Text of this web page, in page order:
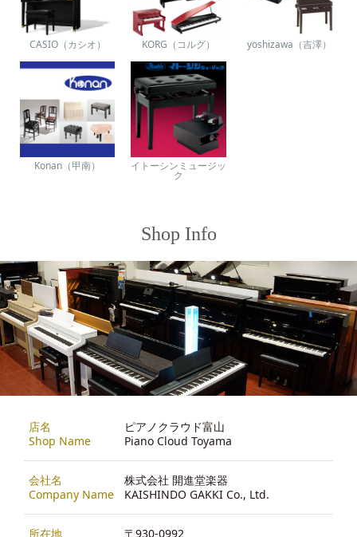
CASIO（カシオ） KORG（コルグ） yoshizawa（吉澤）
Konan（甲南） イトーシンミュージッ
ク
Shop Info
店名
Shop Name
ピアノクラウド富山
Piano Cloud Toyama
会社名
Company Name
株式会社 開進堂楽器
KAISHINDO GAKKI Co., Ltd.
所在地
〒930-0992